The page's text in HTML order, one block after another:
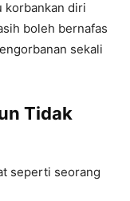
korbankan diri
boleh bernafas
sekali
Tidak
seperti seorang